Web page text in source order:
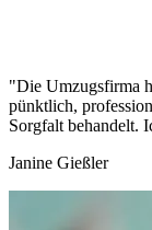
"Die Umzugsfirma
pünktlich,
Sorgfalt behandelt.
Janine Gießler